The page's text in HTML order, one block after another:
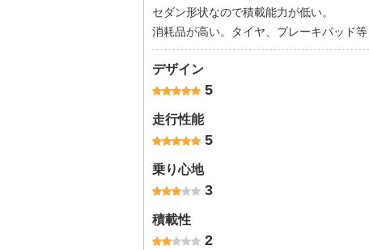
セダン形状なので積載能力が低い。
消耗品が高い。タイヤ、ブレーキパッド等
デザイン
5
走行性能
5
乗り心地
3
積載性
2